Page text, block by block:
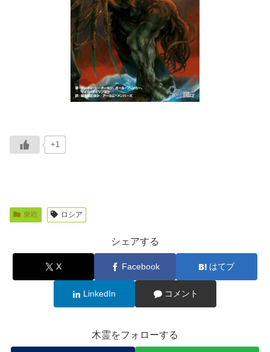
+1
東欧 ロシア
シェアする
X Facebook はてブ
LinkedIn コメント
木霊をフォローする